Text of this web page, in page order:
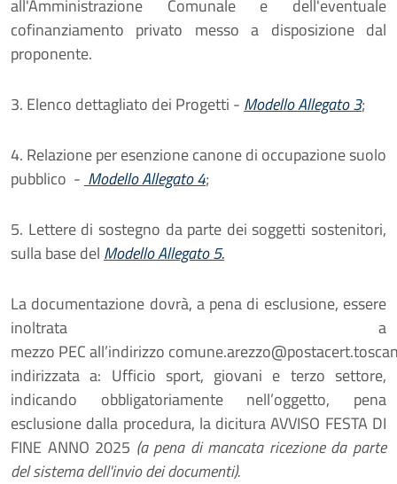
all'Amministrazione Comunale e dell'eventuale
cofinanziamento privato messo a disposizione dal
proponente.
3. Elenco dettagliato dei Progetti - Modello Allegato 3;
4. Relazione per esenzione canone di occupazione suolo
pubblico - Modello Allegato 4;
5. Lettere di sostegno da parte dei soggetti sostenitori,
sulla base del Modello Allegato 5.
La documentazione dovrà, a pena di esclusione, essere
inoltrata a
mezzo PECall’indirizzo
indirizzata a: Ufficio sport, giovani e terzo settore,
indicando obbligatoriamente nell’oggetto, pena
esclusione dalla procedura, la dicituraAVVISO FESTA DI
FINE ANNO 2025 (a pena di mancata ricezione da parte
del sistema dell'invio dei documenti).